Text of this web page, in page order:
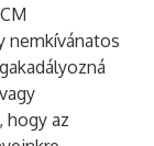
nemkívánatos
hogy az